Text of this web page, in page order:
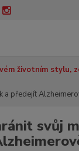
životním stylu,
a předejít
svůj